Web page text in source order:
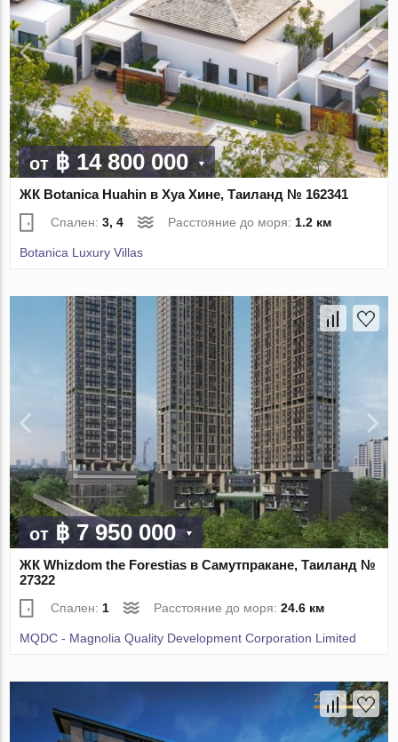
от฿ 14 800 000
ЖК Botanica Huahin в Хуа Хине, Таиланд № 162341
Спален:3, 4 Расстояние до моря: 1.2 км
Botanica Luxury Villas
от ฿ 7 950 000
ЖК Whizdom the Forestias в Самутпракане, Таиланд №
27322
Спален: 1 Расстояние до моря:24.6 км
MQDC - Magnolia Quality Development Corporation Limited